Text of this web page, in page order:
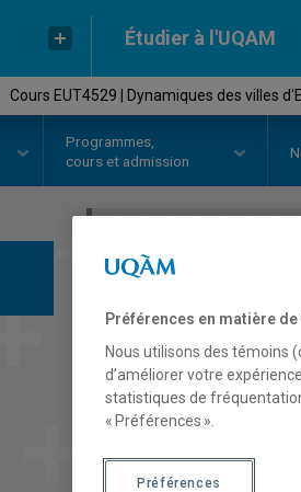
Étudier à l'UQAM
Cours EUT4529 | Dynamiques des villes
Programmes,
cours et admission
COURS
Description
Préférences en matière
Nous utilisons des témoins
d’améliorer votre
statistiques de
« Préférences ».
Préférences